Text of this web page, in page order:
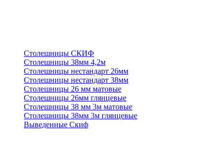
Столешницы СКИФ
Столешницы 38мм 4,2м
Столешницы нестандарт 26мм
Столешницы нестандарт 38мм
Столешницы 26 мм матовые
Столешницы 26мм глянцевые
Столешницы 38 мм 3м матовые
Столешницы 38мм 3м глянцевые
Выведенные Скиф